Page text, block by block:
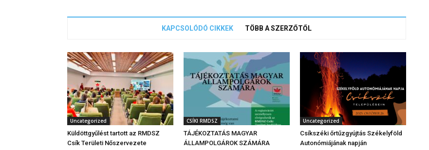
KAPCSOLÓDÓ CIKKEK TÖBB A SZERZŐTŐL
Uncategorized
Küldöttgyűlést tartott az RMDSZ
Csík Területi Nőszervezete
CSÍKI RMDSZ
TÁJÉKOZTATÁS MAGYAR
ÁLLAMPOLGÁROK SZÁMÁRA
Uncategorized
Csíkszéki őrtűzgyújtás Székelyföld
Autonómiájának napján